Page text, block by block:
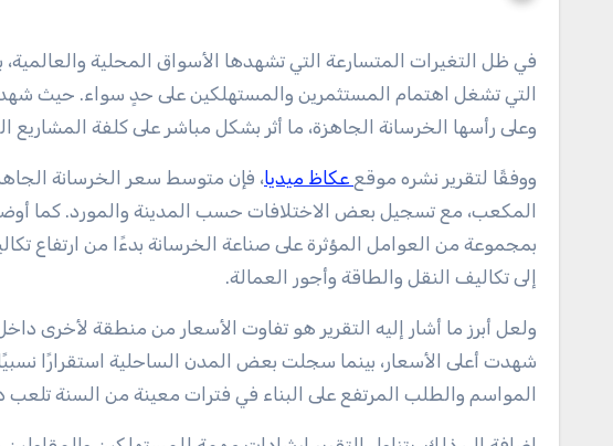
في ظل التغيرات المتسارعة التي تشهدها الأسواق المحلية والعالمية، برزت أسعار الخرسانة في السعودية كأحد أبرز المواضيع
التي تشغل اهتمام المستثمرين والمستهلكين على حدٍ سواء. حيث
وعلى رأسها الخرسانة الجاهزة، ما أثر بشكل مباشر على كلفة
ووفقًا لتقرير نشره موقع عكاظ ميديا
المكعب، مع تسجيل بعض الاختلافات حسب المدينة والمورد. كما أوضح
بمجموعة من العوامل المؤثرة على صناعة الخرسانة بدءًا من ارتفاع
إلى تكاليف النقل والطاقة وأجور العمالة.
ولعل أبرز ما أشار إليه التقرير هو تفاوت الأسعار من منطقة لأخرى
شهدت أعلى الأسعار، بينما سجلت بعض المدن الساحلية استقرارًا
المواسم والطلب المرتفع على البناء في فترات معينة من السنة تلعب